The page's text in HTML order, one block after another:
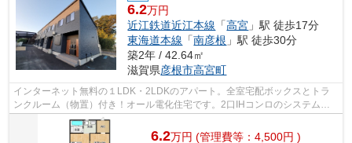
6.2万円
近江鉄道近江本線 「高宮 」駅 徒歩17分
東海道本線 「南彦根 」駅 徒歩30分
築2年 / 42.64㎡
滋賀県彦根市高宮町
インターネット無料の１LDK・2LDKのアパート。全室宅配ボックスとトラ
ンクルーム（物置）付き！オール電化住宅です。2口IHコンロのシステムキ
ッチン、追炊きや浴室乾燥機付き。サンル...
6.2万円 (管理費等：4,500円 )